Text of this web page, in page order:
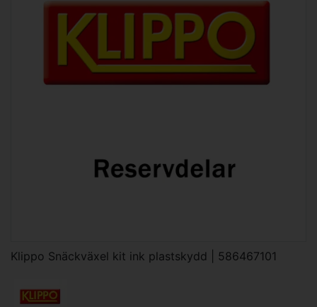
Klippo Snäckväxel kit ink plastskydd | 586467101